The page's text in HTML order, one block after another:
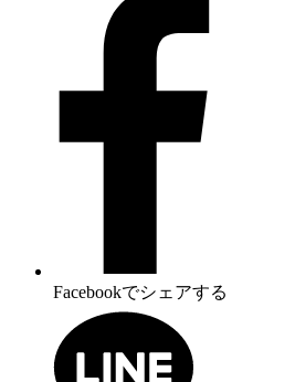
Facebookでシェアする